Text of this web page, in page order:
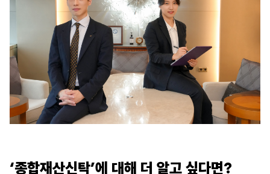
‘종합재산신탁’에 대해 더 알고 싶다면?